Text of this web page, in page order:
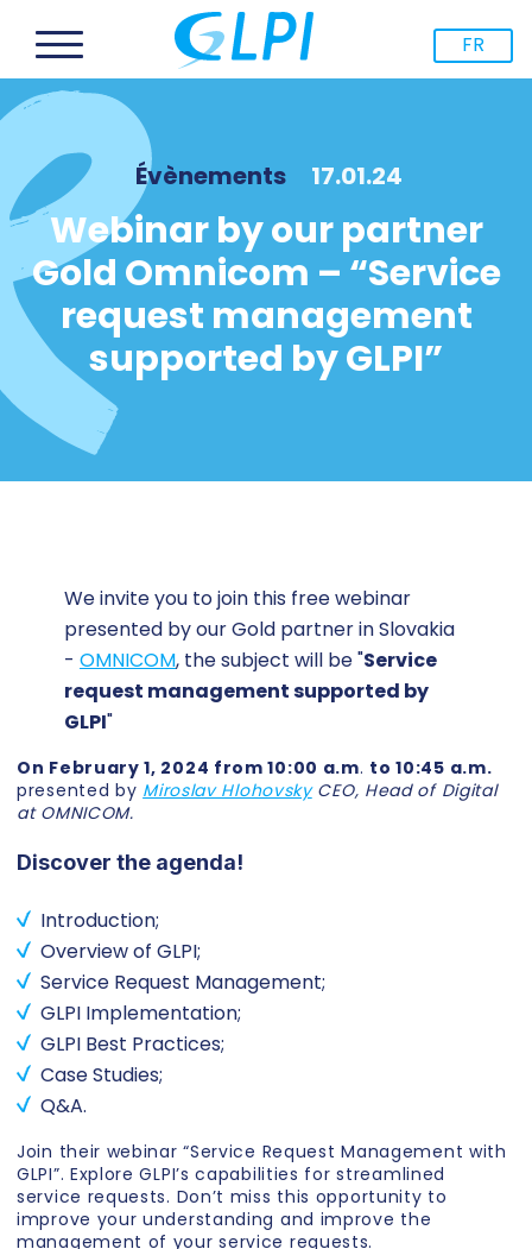
FR
Évènements 17.01.24
Webinar by our partner
Gold Omnicom – “Service
request management
supported by GLPI”
We invite you to join this free webinar
presented by our Gold partner in Slovakia
- OMNICOM, the subject will be "Service
request management supported by
GLPI"
On February 1, 2024 from 10:00 a.m. to 10:45 a.m.
presented by Miroslav HlohovskyCEO, Head of Digital
at OMNICOM.
Discover the agenda!
Introduction;
Overview of GLPI;
Service Request Management;
GLPI Implementation;
GLPI Best Practices;
Case Studies;
Q&A.
Join their webinar “Service Request Management with
GLPI”. Explore GLPI’s capabilities for streamlined
service requests. Don’t miss this opportunity to
improve your understanding and improve the
management of your service requests.